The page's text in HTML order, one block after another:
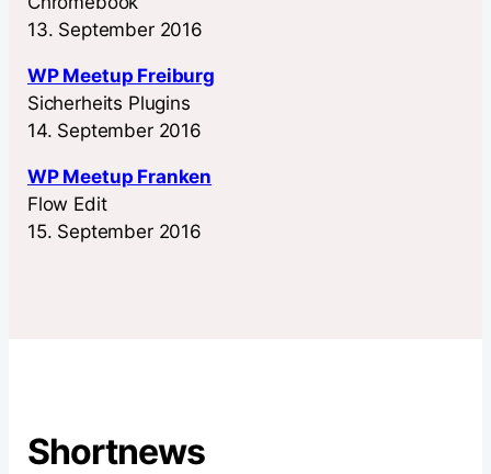
13. September 2016
WP Meetup Freiburg
Sicherheits Plugins
14. September 2016
WP Meetup Franken
Flow Edit
15. September 2016
Shortnews